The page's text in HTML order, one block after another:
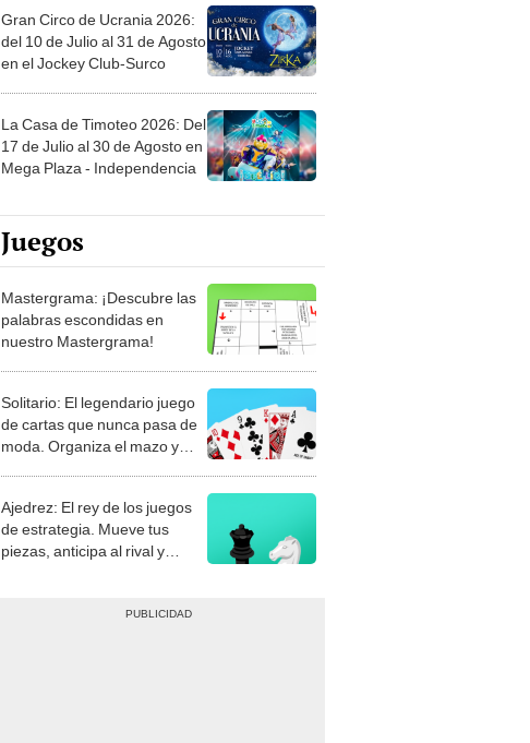
Gran Circo de Ucrania 2026:
del 10 de Julio al 31 de Agosto
en el Jockey Club-Surco
La Casa de Timoteo 2026: Del
17 de Julio al 30 de Agosto en
Mega Plaza - Independencia
Juegos
Mastergrama: ¡Descubre las
palabras escondidas en
nuestro Mastergrama!
Solitario: El legendario juego
de cartas que nunca pasa de
moda. Organiza el mazo y
Ajedrez: El rey de los juegos
de estrategia. Mueve tus
piezas, anticipa al rival y